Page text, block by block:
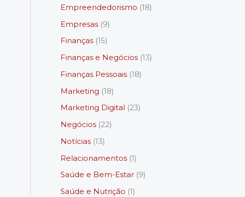
Empreendedorismo (18)
Empresas (9)
Finanças (15)
Finanças e Negócios (13)
Finanças Pessoais (18)
Marketing (18)
Marketing Digital (23)
Negócios (22)
Notícias (13)
Relacionamentos (1)
Saúde e Bem-Estar (9)
Saúde e Nutrição (1)